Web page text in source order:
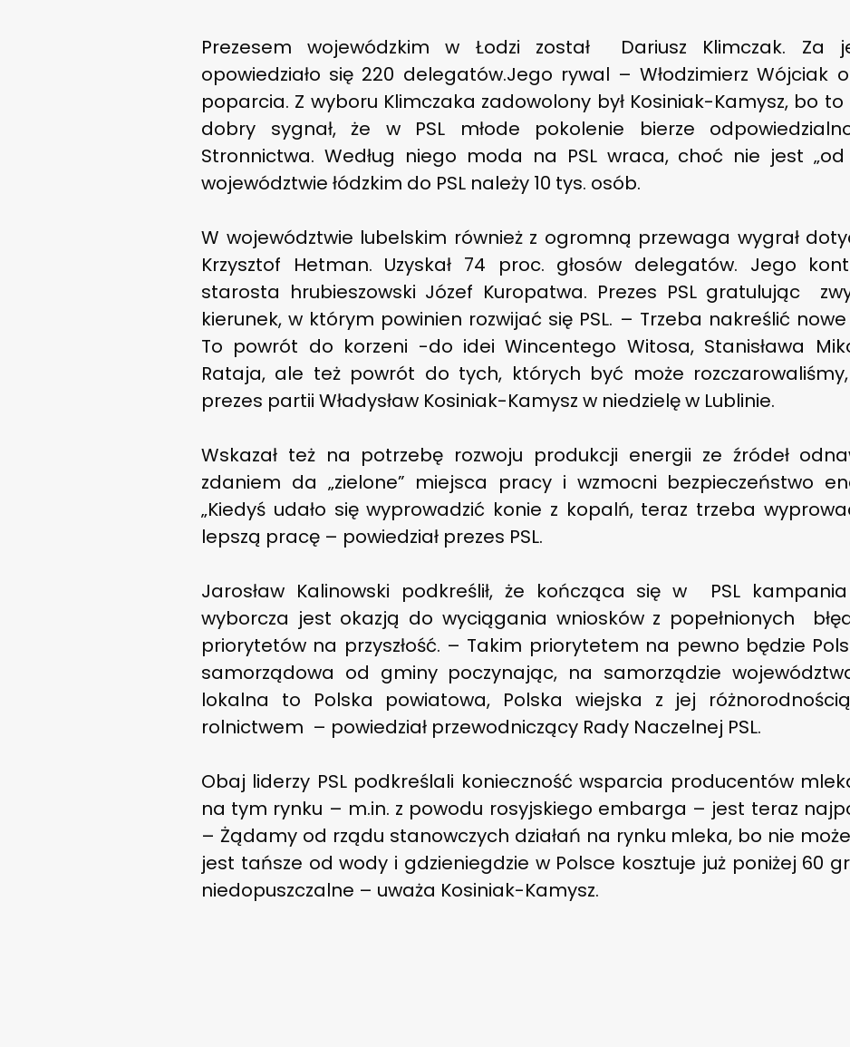
Prezesem wojewódzkim w Łodzi został Dariusz Klimczak. Za
opowiedziało się 220 delegatów.Jego rywal – Włodzimierz Wójciak
poparcia. Z wyboru Klimczaka zadowolony był Kosiniak-Kamysz, bo
dobry sygnał, że w PSL młode pokolenie bierze
Stronnictwa. Według niego moda na PSL wraca, choć nie jest „od
województwie łódzkim do PSL należy 10 tys. osób.
W województwie lubelskim również z ogromną przewaga wygrał
Krzysztof Hetman. Uzyskał 74 proc. głosów delegatów. Jego
starosta hrubieszowski Józef Kuropatwa. Prezes PSL gratulując
kierunek, w którym powinien rozwijać się PSL. – Trzeba nakreślić nowe
To powrót do korzeni -do idei Wincentego Witosa, Stanisława
Rataja, ale też powrót do tych, których być może
prezes partii Władysław Kosiniak-Kamysz w niedzielę w Lublinie.
Wskazał też na potrzebę rozwoju produkcji energii ze źródeł
zdaniem da „zielone” miejsca pracy i wzmocni bezpieczeństwo
„Kiedyś udało się wyprowadzić konie z kopalń, teraz trzeba
lepszą pracę – powiedział prezes PSL.
Jarosław Kalinowski podkreślił, że kończąca się w PSL
wyborcza jest okazją do wyciągania wniosków z popełnionych
priorytetów na przyszłość. – Takim priorytetem na pewno będzie
samorządowa od gminy poczynając, na samorządzie
lokalna to Polska powiatowa, Polska wiejska z jej
rolnictwem – powiedział przewodniczący Rady Naczelnej PSL.
Obaj liderzy PSL podkreślali konieczność wsparcia producentów
na tym rynku – m.in. z powodu rosyjskiego embarga – jest teraz
– Żądamy od rządu stanowczych działań na rynku mleka, bo nie
jest tańsze od wody i gdzieniegdzie w Polsce kosztuje już poniżej 60
niedopuszczalne – uważa Kosiniak-Kamysz.